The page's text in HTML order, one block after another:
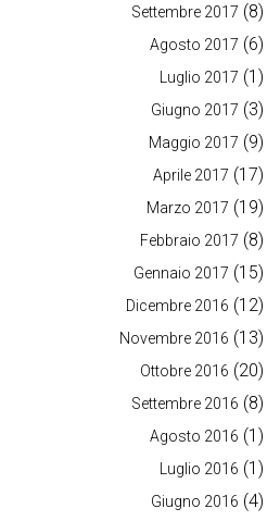
Settembre 2017 (8)
Agosto 2017 (6)
Luglio 2017 (1)
Giugno 2017 (3)
Maggio 2017 (9)
Aprile 2017 (17)
Marzo 2017 (19)
Febbraio 2017 (8)
Gennaio 2017 (15)
Dicembre 2016 (12)
Novembre 2016 (13)
Ottobre 2016 (20)
Settembre 2016 (8)
Agosto 2016 (1)
Luglio 2016 (1)
Giugno 2016 (4)